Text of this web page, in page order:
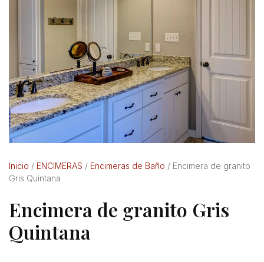
Inicio / ENCIMERAS / Encimeras de Baño / Encimera de granito
Gris Quintana
Encimera de granito Gris
Quintana